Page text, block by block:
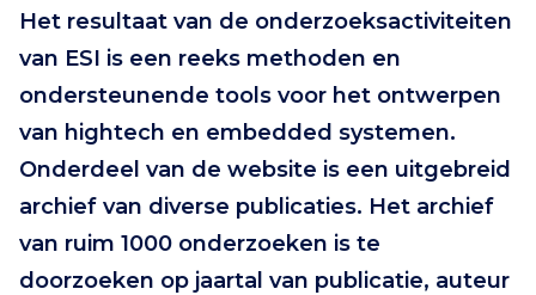
Het resultaat van de onderzoeksactiviteiten
van ESI is een reeks methoden en
ondersteunende tools voor het ontwerpen
van hightech en embedded systemen.
Onderdeel van de website is een uitgebreid
archief van diverse publicaties. Het archief
van ruim 1000 onderzoeken is te
doorzoeken op jaartal van publicatie, auteur